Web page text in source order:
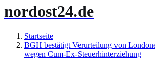
nordost24.de
Startseite
BGH bestätigt Verurteilung von
wegen Cum-Ex-Steuerhinterziehung